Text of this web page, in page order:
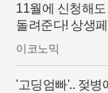
11월에 신청해
돌려준다! 상생
이코노믹
'고딩엄빠'.. 젖병